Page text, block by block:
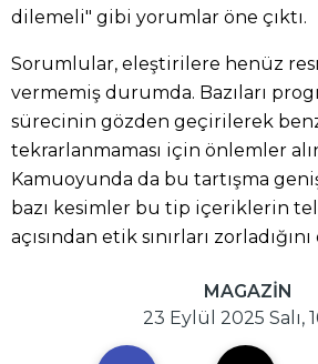
dilemeli" gibi yorumlar öne çıktı.
Sorumlular, eleştirilere henüz
vermemiş durumda. Bazıları
sürecinin gözden geçirilerek
tekrarlanmaması için önlemler
Kamuoyunda da bu tartışma
bazı kesimler bu tip içeriklerin
açısından etik sınırları
MAGAZİN
23 Eylül 2025 Salı,